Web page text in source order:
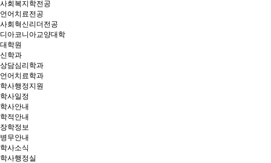
사회복지학전공
언어치료전공
사회혁신리더전공
디아코니아교양대학
대학원
신학과
상담심리학과
언어치료학과
학사행정지원
학사일정
학사안내
학적안내
장학정보
병무안내
학사소식
학사행정실